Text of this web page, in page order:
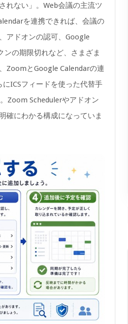
れない」。Web会議の主流ツ
を連携できれば、会議の
アドオンの認可、Google
の期限切れなど、さまざま
ZoomとGoogle Calendarの連
ICSフィードを使った代替手
Zoom Schedulerやアドオン
確にわかる構成になっていま